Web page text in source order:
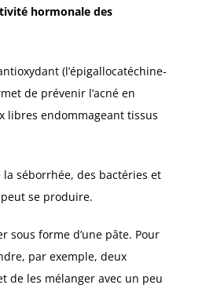
hormonale des
(l’épigallocatéchine-
de prévenir l’acné en
libres endommageant tissus
séborrhée, des bactéries et
se produire.
sous forme d’une pâte. Pour
par exemple, deux
de les mélanger avec un peu